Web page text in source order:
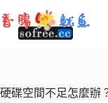
至
容
硬碟空間不足怎麼辦